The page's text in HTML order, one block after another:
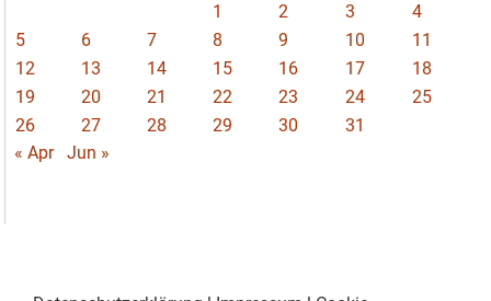
1 2 3
4
5
6 7 8 9 10
11
12
13 14 15 16 17
18
19
20 21 22 23 24
25
26
27 28 29 30
31
« Apr
Jun »